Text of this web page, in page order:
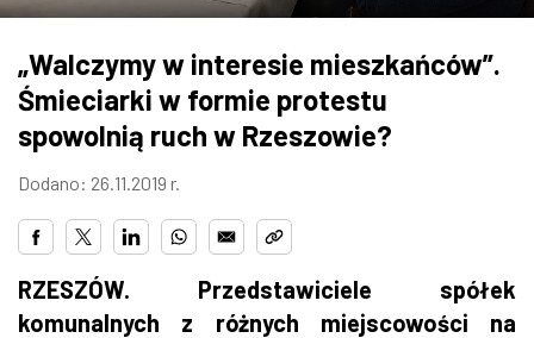
W RZESZOWIE
„Walczymy w interesie mieszkańców”.
Śmieciarki w formie protestu
spowolnią ruch w Rzeszowie?
Dodano: 26.11.2019 r.
RZESZÓW. Przedstawiciele spółek
komunalnych z różnych miejscowości na